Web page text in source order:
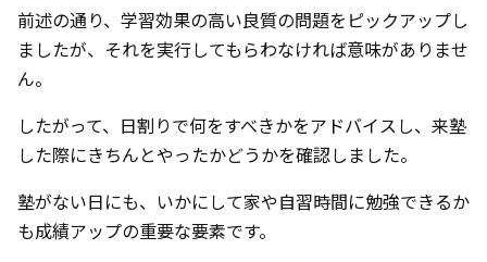
前述の通り、学習効果の高い良質の問題をピックアップし
ましたが、それを実行してもらわなければ意味がありませ
ん。
したがって、日割りで何をすべきかをアドバイスし、来塾
した際にきちんとやったかどうかを確認しました。
塾がない日にも、いかにして家や自習時間に勉強できるか
も成績アップの重要な要素です。